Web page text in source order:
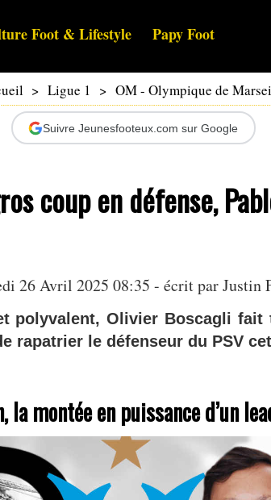
Foot & Lifestyle Papy Foot
> Ligue 1 > OM - Olympique de
Suivre Jeunesfooteux.com sur Google
coup en défense,
26 Avril 2025 08:35 - écrit parJustin
polyvalent, Olivier Boscagli fait
rapatrier le défenseur du PSV
la montée en puissance d’un